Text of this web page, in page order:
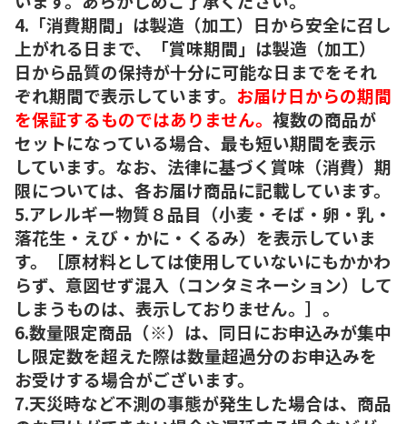
4.「消費期間」は製造（加工）日から安全に召し
上がれる日まで、「賞味期間」は製造（加工）
日から品質の保持が十分に可能な日までをそれ
ぞれ期間で表示しています。 お届け日からの期間
を保証するものではありません。 複数の商品が
セットになっている場合、最も短い期間を表示
しています。なお、法律に基づく賞味（消費）期
限については、各お届け商品に記載しています。
5.アレルギー物質８品目（小麦・そば・卵・乳・
落花生・えび・かに・くるみ）を表示していま
す。［原材料としては使用していないにもかかわ
らず、意図せず混入（コンタミネーション）して
しまうものは、表示しておりません。］。
6.数量限定商品（※）は、同日にお申込みが集中
し限定数を超えた際は数量超過分のお申込みを
お受けする場合がございます。
7.天災時など不測の事態が発生した場合は、商品